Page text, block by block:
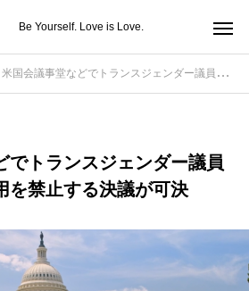
Be Yourself. Love is Love.
米国会議事堂などでトランスジェンダー議員の女性トイレ使用を禁止する決議が可決
でトランスジェンダー議員
を禁止する決議が可決